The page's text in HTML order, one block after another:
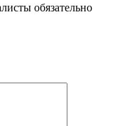
обязательно